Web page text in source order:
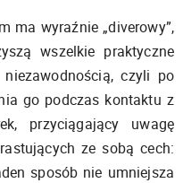
ma wyraźnie „diverowy”,
wszelkie praktyczne
czyli po
go podczas kontaktu z
przyciągający uwagę
ze sobą cech:
sposób nie umniejsza